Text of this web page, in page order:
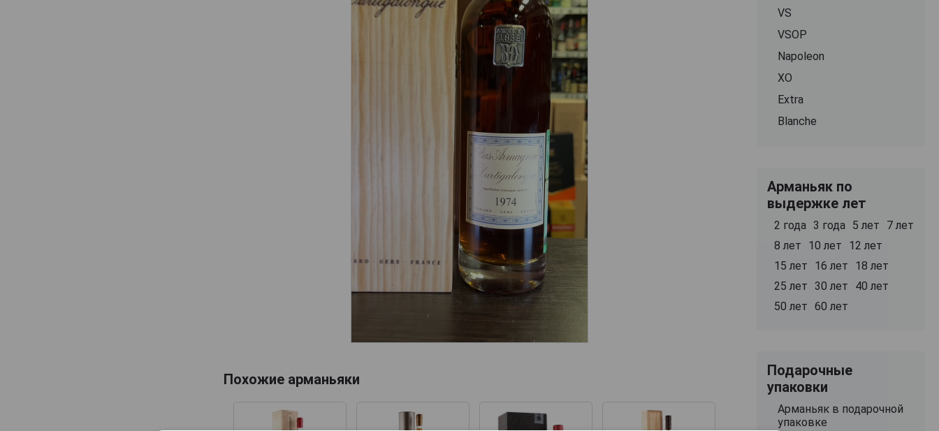
Похожие арманьяки
VS
VSOP
Napoleon
XO
Extra
Blanche
Арманьяк по
выдержке лет
2 года 3 года 5 лет
7 лет
8 лет
10 лет
12 лет
15 лет
16 лет
18 лет
25 лет 30 лет
40 лет
50 лет 60 лет
Подарочные
упаковки
Арманьяк в подарочной
упаковке